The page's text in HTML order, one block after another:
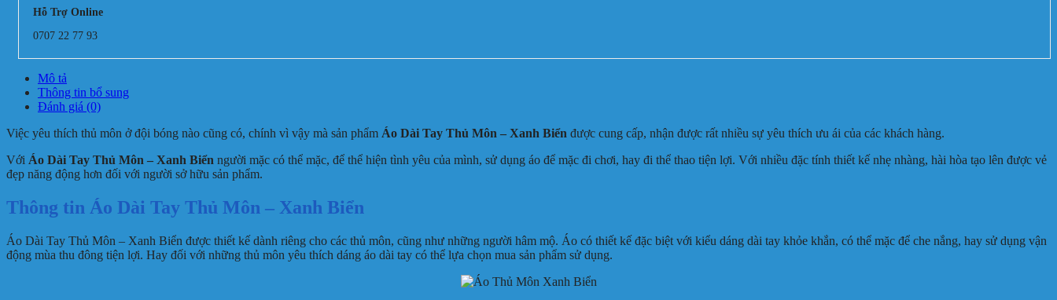
Hỗ Trợ Online
0707 22 77 93
Mô tả
Thông tin bổ sung
Đánh giá (0)
Việc yêu thích thủ môn ở đội bóng nào cũng có, chính vì vậy mà sản phẩm Áo Dài Tay Thủ Môn – Xanh Biển được cung cấp, nhận được rất nhiều sự yêu thích ưu ái của các khách hàng.
Với Áo Dài Tay Thủ Môn – Xanh Biển người mặc có thể mặc, để thể hiện tình yêu của mình, sử dụng áo để mặc đi chơi, hay đi thể thao tiện lợi. Với nhiều đặc tính thiết kế nhẹ nhàng, hài hòa tạo lên được vẻ
đẹp năng động hơn đối với người sở hữu sản phẩm.
Thông tin Áo Dài Tay Thủ Môn – Xanh Biển
Áo Dài Tay Thủ Môn – Xanh Biển được thiết kế dành riêng cho các thủ môn, cũng như những người hâm mộ. Áo có thiết kế đặc biệt với kiểu dáng dài tay khỏe khắn, có thể mặc để che nắng, hay sử dụng vận
động mùa thu đông tiện lợi. Hay đối với những thủ môn yêu thích dáng áo dài tay có thể lựa chọn mua sản phẩm sử dụng.